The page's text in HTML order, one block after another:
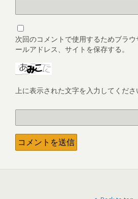
次回のコメントで使用するためブラ
ールアドレス、サイトを保存する。
上に表示された文字を入力してくださ